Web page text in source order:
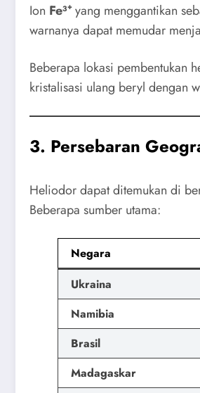
Ion Fe³⁺yang menggantikan
warnanya dapat memudar
Beberapa lokasi pembentukan
kristalisasi ulang beryl dengan
3. Persebaran
Heliodor dapat ditemukan di
Beberapa sumber utama:
Negara
Ukraina
Namibia
Brasil
Madagaskar